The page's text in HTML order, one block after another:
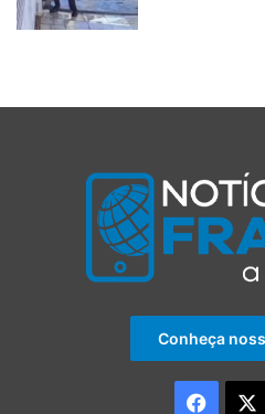
Conheça